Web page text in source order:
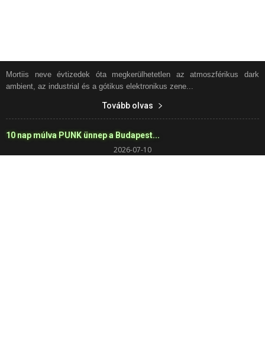
Mortiis neve évtizedek óta megkerülhetetlen az atmoszférikus dark
ambient, az industrial és a gótikus elektronikus zene...
Tovább olvas
10 nap múlva PUNK ünnep a Budapest...
2026-07-10